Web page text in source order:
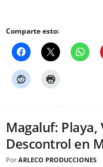
Comparte esto:
Magaluf:
Descontrol en
Por ARLECO PRODUCCIONES